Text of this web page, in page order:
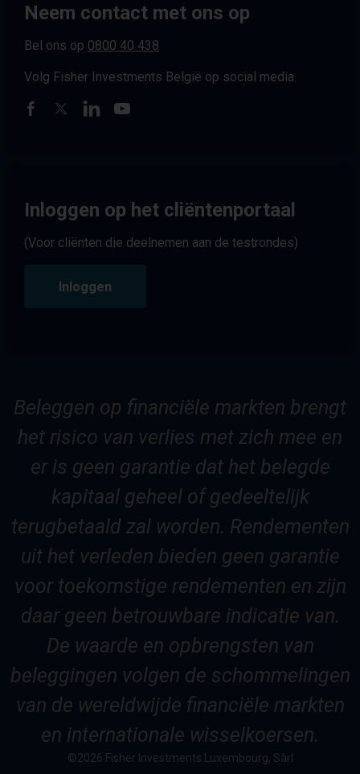
Neem contact met ons op
Bel ons op 0800 40 438
Volg Fisher Investments België op social media.
Inloggen op het cliëntenportaal
(Voor cliënten die deelnemen aan de testrondes)
Inloggen
Beleggen op financiële markten brengt
het risico van verlies met zich mee en
er is geen garantie dat het belegde
kapitaal geheel of gedeeltelijk
terugbetaald zal worden. Rendementen
uit het verleden bieden geen garantie
voor toekomstige rendementen en zijn
daar geen betrouwbare indicatie van.
De waarde en opbrengsten van
beleggingen volgen de schommelingen
van de wereldwijde financiële markten
en internationale wisselkoersen.
©2026 Fisher Investments Luxembourg, Sàrl